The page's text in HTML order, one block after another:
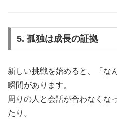
5. 孤独は成長の証拠
新しい挑戦を始めると、「な
瞬間があります。
周りの人と会話が合わなくな
たり。